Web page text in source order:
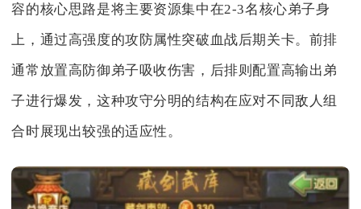
容的核心思路是将主要资源集中在2-3名核心弟子身
上，通过高强度的攻防属性突破血战后期关卡。前排
通常放置高防御弟子吸收伤害，后排则配置高输出弟
子进行爆发，这种攻守分明的结构在应对不同敌人组
合时展现出较强的适应性。